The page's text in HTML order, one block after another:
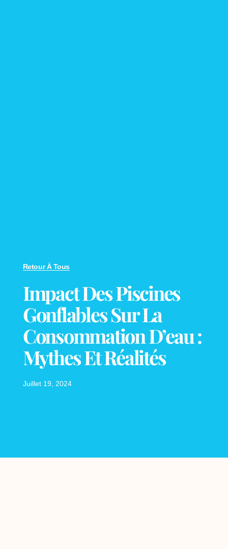
Retour À Tous
Impact Des Piscines
Gonflables Sur La
Consommation D’eau :
Mythes Et Réalités
Juillet 19, 2024